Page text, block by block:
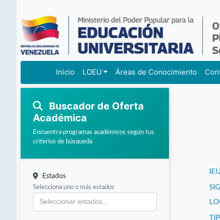
Inicio LOEU Áreas de Conocimiento
Buscador de Oferta
Académica
Encuentra programas académicos según tus
criterios de búsqueda
Estados
Selecciona uno o más estados